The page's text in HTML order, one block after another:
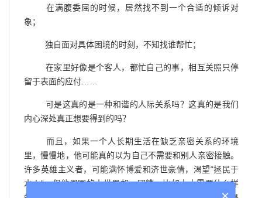
在满腹委屈的时候，居然找不到一个合适的倾诉对
象；
独自面对具体困境的时刻，不知找谁帮忙；
在家里好像是个客人，都忙自己的事，相互关照只停
留于表面的应付……
可是这真的是一种和谐的人际关系吗？这真的是我们
内心深处真正想要得到的吗？
而且，如果一个人长期生活在缺乏亲密关系的环境
里，慢慢地，他可能真的以为自己不需要和别人亲密接触。
许多英雄主义者，可能满怀博爱和济世豪情，渴望“拯民于
水火”，但他周围的小世界却一团糟，比如太太需要什么样